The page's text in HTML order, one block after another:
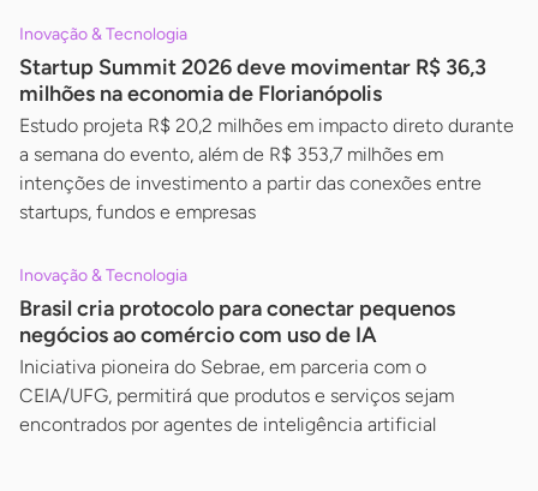
Inovação & Tecnologia
Startup Summit 2026 deve movimentar R$ 36,3
milhões na economia de Florianópolis
Estudo projeta R$ 20,2 milhões em impacto direto durante
a semana do evento, além de R$ 353,7 milhões em
intenções de investimento a partir das conexões entre
startups, fundos e empresas
Inovação & Tecnologia
Brasil cria protocolo para conectar pequenos
negócios ao comércio com uso de IA
Iniciativa pioneira do Sebrae, em parceria com o
CEIA/UFG, permitirá que produtos e serviços sejam
encontrados por agentes de inteligência artificial